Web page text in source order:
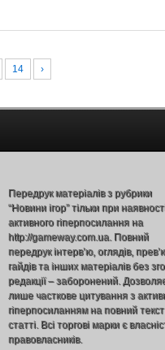
14 ›
Передрук матеріалів з рубрики
“Новини ігор” тільки при
активного гіперпосилання на
http://gameway.com.ua. Повний
передрук інтерв’ю, оглядів,
гайдів та інших матеріалів без
редакції – заборонений.
лише часткове цитування з
гіперпосиланням на повний текст
статті. Всі торгові марки є
правовласників.